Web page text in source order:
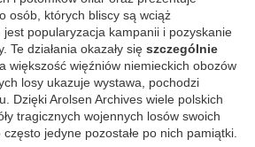
osób, których bliscy są wciąż
popularyzacja kampanii i pozyskanie
Te działania okazały się szczególnie
, a większość więźniów niemieckich obozów
losy ukazuje wystawa, pochodzi
Dzięki Arolsen Archives wiele polskich
tragicznych wojennych losów swoich
jedyne pozostałe po nich pamiątki.